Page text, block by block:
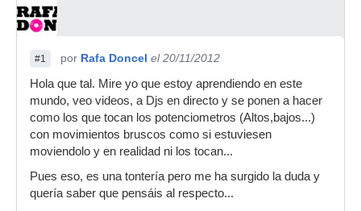
#1 por Rafa Doncel el 20/11/2012
Hola que tal. Mire yo que estoy aprendiendo en este
mundo, veo videos, a Djs en directo y se ponen a hacer
como los que tocan los potenciometros (Altos,bajos...)
con movimientos bruscos como si estuviesen
moviendolo y en realidad ni los tocan...
Pues eso, es una tontería pero me ha surgido la duda y
quería saber que pensáis al respecto...